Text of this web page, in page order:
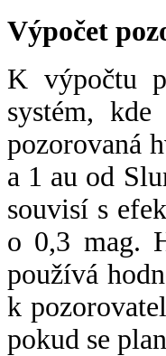
Výpočet
K výpočtu
systém, kde
pozorovaná
a 1 au od
souvisí s
o 0,3 mag.
používá
k
pokud se